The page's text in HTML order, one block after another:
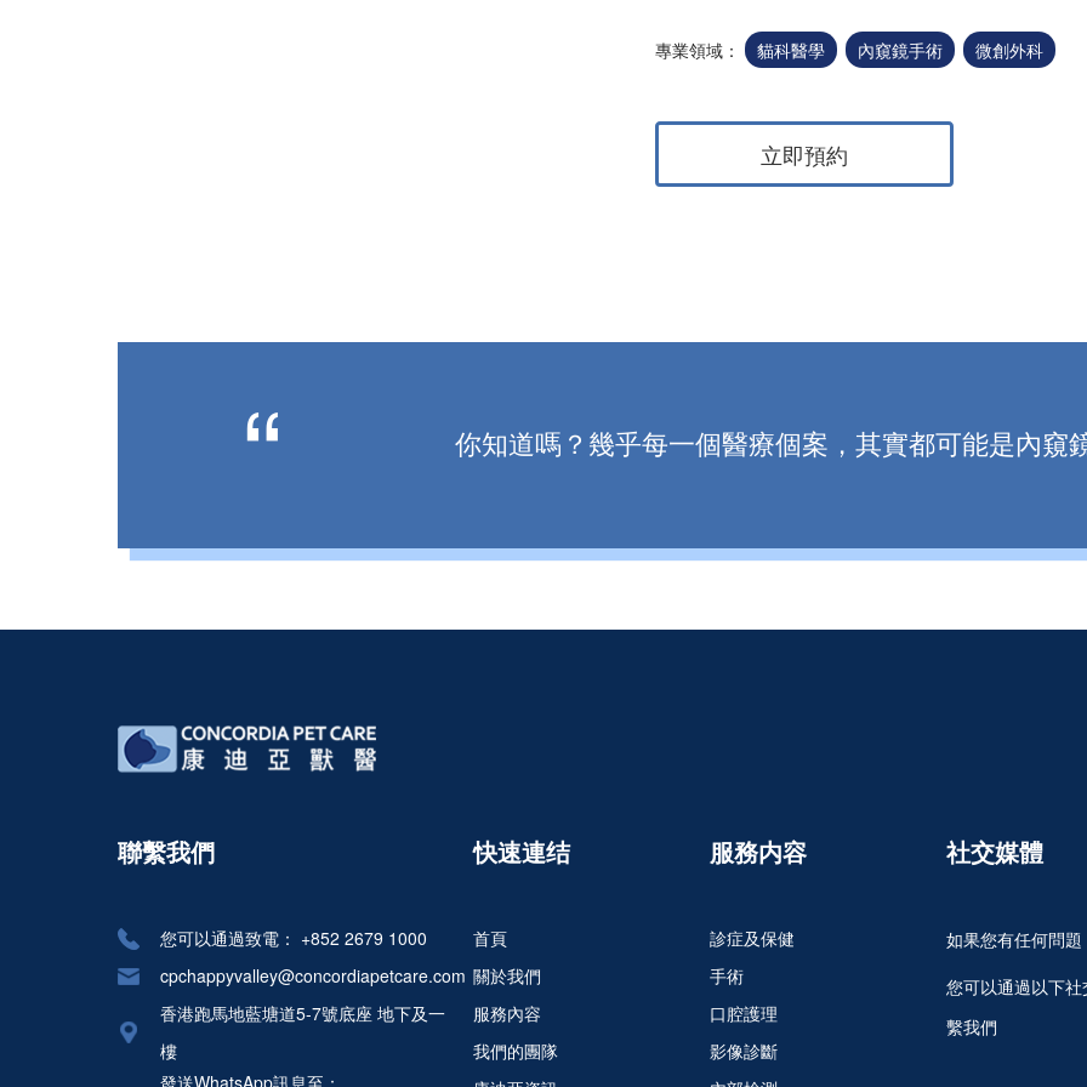
專業領域： 貓科醫學 內窺鏡手術 微創外科
立即預約
“ 你知道嗎？幾乎每一個醫療個案，其實都可能是內窺
聯繫我們
您可以通過致電： +852 2679 1000
cpchappyvalley@concordiapetcare.com
香港跑馬地藍塘道5-7號底座 地下及一
樓
發送WhatsApp訊息至：
快速連结
首頁
關於我們
服務內容
我們的團隊
服務内容
診症及保健
手術
口腔護理
影像診斷
社交媒體
如果您有任何問題
您可以通過以下
繫我們